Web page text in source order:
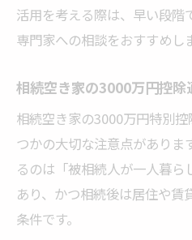
活用を考える際は、早い段
専門家への相談をおすすめし
相続空き家の3000万円控除
相続空き家の3000万円特別
つかの大切な注意点がありま
るのは「被相続人が一人暮
あり、かつ相続後は居住や
条件です。